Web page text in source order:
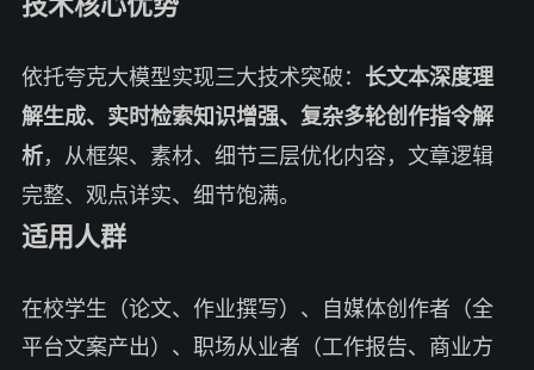
依托夸克大模型实现三大技术突破： 长文本深度理
解生成、实时检索知识增强、复杂多轮创作指令解
析，从框架、素材、细节三层优化内容，文章逻辑
完整、观点详实、细节饱满。
适用人群
在校学生（论文、作业撰写）、自媒体创作者（全
平台文案产出）、职场从业者（工作报告、商业方